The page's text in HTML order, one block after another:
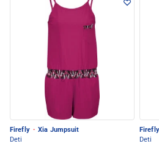
Firefly · Xia Jumpsuit
Deti
Firefly
Deti